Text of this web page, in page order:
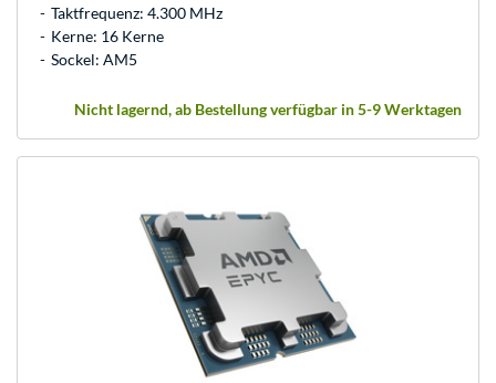
Taktfrequenz: 4.300 MHz
Kerne: 16 Kerne
Sockel: AM5
Nicht lagernd, ab Bestellung verfügbar in 5-9 Werktagen